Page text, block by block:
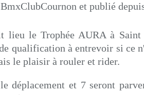
et publié
lieu le Trophée AURA à
qualification à entrevoir si ce
le plaisir à rouler et rider.
déplacement et 7 seront